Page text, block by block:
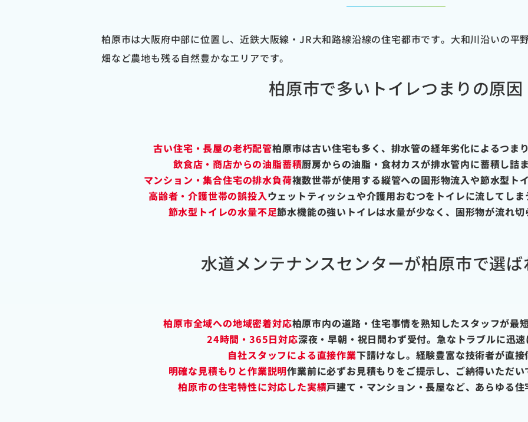
柏原市は大阪府中部に位置し、近鉄大阪線・JR大和路線沿線の住宅都市です。大和川沿いの平
畑など農地も残る自然豊かなエリアです。
柏原市で多いトイレつまりの原因
古い住宅・長屋の老朽配管柏原市は古い住宅も多く、排水管の経年劣化によるつま
飲食店・商店からの油脂蓄積厨房からの油脂・食材カスが排水管内に蓄積し詰
マンション・集合住宅の排水負荷複数世帯が使用する縦管への固形物流入や節水型ト
高齢者・介護世帯の誤投入ウェットティッシュや介護用おむつをトイレに流してし
節水型トイレの水量不足節水機能の強いトイレは水量が少なく、固形物が流れ
水道メンテナンスセンターが柏原市で選ば
柏原市全域への地域密着対応柏原市内の道路・住宅事情を熟知したスタッフが最
24時間・365日対応深夜・早朝・祝日問わず受付。急なトラブルに迅
自社スタッフによる直接作業下請けなし。経験豊富な技術者が直接
明確な見積もりと作業説明作業前に必ずお見積もりをご提示し、ご納得いただ
柏原市の住宅特性に対応した実績戸建て・マンション・長屋など、あらゆる